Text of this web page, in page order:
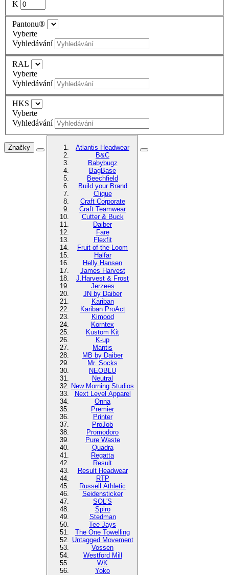
K
Pantonu®
Vyberte
Vyhledávání
RAL
Vyberte
Vyhledávání
HKS
Vyberte
Vyhledávání
Značky
Atlantis Headwear
B&C
Babybugz
BagBase
Beechfield
Build your Brand
Clique
Craft Corporate
Craft Teamwear
Cutter & Buck
Daiber
Fare
Flexfit
Fruit of the Loom
Halfar
Helly Hansen
James Harvest
J.Harvest & Frost
Jerzees
JN by Daiber
Kariban
Kariban ProAct
Kimood
Korntex
Kustom Kit
K-up
Mantis
MB by Daiber
Mr. Socks
NEOBLU
Neutral
New Morning Studios
Next Level Apparel
Onna
Premier
Printer
ProJob
Promodoro
Pure Waste
Quadra
Regatta
Result
Result Headwear
RTP
Russell Athletic
Seidensticker
SOL'S
Spiro
Stedman
Tee Jays
The One Towelling
Untagged Movement
Vossen
Westford Mill
WK
Yoko